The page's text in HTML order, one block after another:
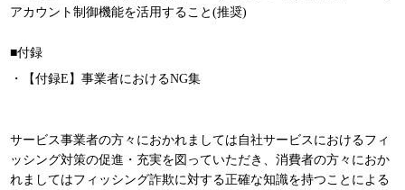
アカウント制御機能を活用すること(推奨)
■付録
・【付録E】事業者におけるNG集
サービス事業者の方々におかれましては自社サービスにおけるフィ
ッシング対策の促進・充実を図っていただき、消費者の方々におか
れましてはフィッシング詐欺に対する正確な知識を持つことによる